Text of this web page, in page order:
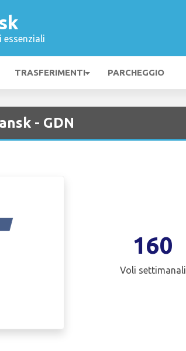
TRASFERIMENTI PARCHEGGIO
- GDN
160
Voli settimanali